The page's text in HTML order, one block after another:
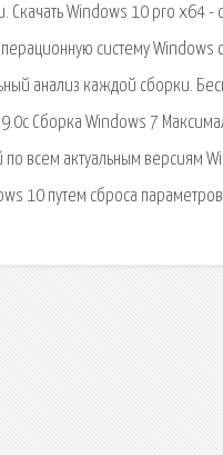
Скачать Windows 10 pro x64
систему
анализ каждой сборки.
9.0с Сборка Windows 7
всем актуальным версиям
10 путем сброса